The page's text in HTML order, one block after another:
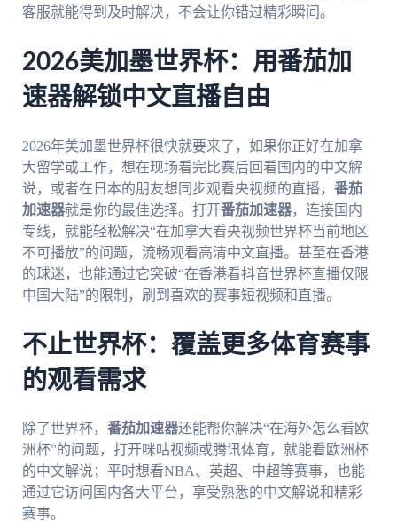
客服就能得到及时解决，不会让你错过精彩瞬间。
2026美加墨世界杯：用番茄加
速器解锁中文直播自由
2026年美加墨世界杯很快就要来了，如果你正好在加拿
大留学或工作，想在现场看完比赛后回看国内的中文解
说，或者在日本的朋友想同步观看央视频的直播， 番茄
加速器就是你的最佳选择。打开番茄加速器，连接国内
专线，就能轻松解决“在加拿大看央视频世界杯当前地区
不可播放”的问题，流畅观看高清中文直播。甚至在香港
的球迷，也能通过它突破“在香港看抖音世界杯直播仅限
中国大陆”的限制，刷到喜欢的赛事短视频和直播。
不止世界杯：覆盖更多体育赛事
的观看需求
除了世界杯， 番茄加速器还能帮你解决“在海外怎么看欧
洲杯”的问题，打开咪咕视频或腾讯体育，就能看欧洲杯
的中文解说；平时想看NBA、英超、中超等赛事，也能
通过它访问国内各大平台，享受熟悉的中文解说和精彩
赛事。